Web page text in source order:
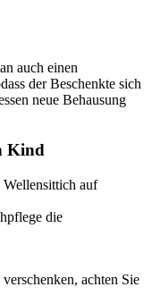
auch einen
der Beschenkte sich
neue Behausung
Kind
die
achten Sie